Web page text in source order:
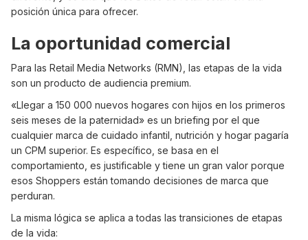
posición única para ofrecer.
La oportunidad comercial
Para las Retail Media Networks (RMN), las etapas de la vida
son un producto de audiencia premium.
«Llegar a 150 000 nuevos hogares con hijos en los primeros
seis meses de la paternidad» es un briefing por el que
cualquier marca de cuidado infantil, nutrición y hogar pagaría
un CPM superior. Es específico, se basa en el
comportamiento, es justificable y tiene un gran valor porque
esos Shoppers están tomando decisiones de marca que
perduran.
La misma lógica se aplica a todas las transiciones de etapas
de la vida: